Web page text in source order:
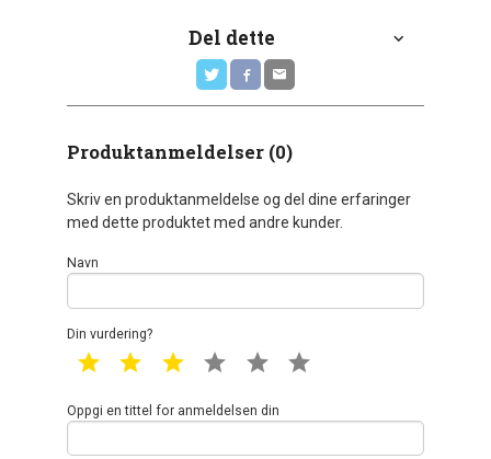
Del dette
Produktanmeldelser (0)
Skriv en produktanmeldelse og del dine erfaringer
med dette produktet med andre kunder.
Navn
Din vurdering?
1 star 2 star 3 star 4 star 5 star
Oppgi en tittel for anmeldelsen din